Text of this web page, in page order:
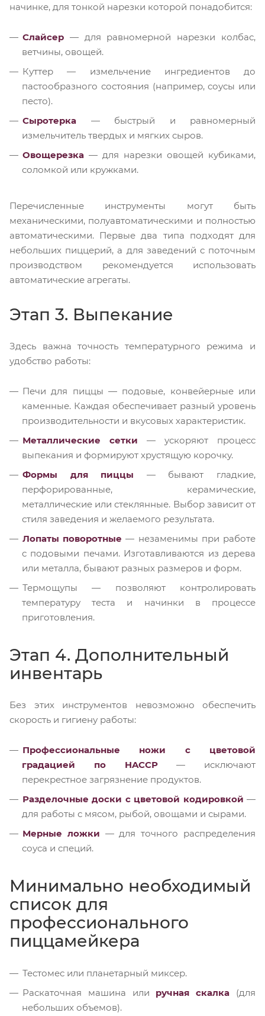
начинке, для тонкой нарезки которой понадобится:
Слайсер — для равномерной нарезки колбас,
ветчины, овощей.
Куттер — измельчение ингредиентов до
пастообразного состояния (например, соусы или
песто).
Сыротерка — быстрый и равномерный
измельчитель твердых и мягких сыров.
Овощерезка — для нарезки овощей кубиками,
соломкой или кружками.
Перечисленные инструменты могут быть
механическими, полуавтоматическими и полностью
автоматическими. Первые два типа подходят для
небольших пиццерий, а для заведений с поточным
производством рекомендуется использовать
автоматические агрегаты.
Этап 3. Выпекание
Здесь важна точность температурного режима и
удобство работы:
Печи для пиццы — подовые, конвейерные или
каменные. Каждая обеспечивает разный уровень
производительности и вкусовых характеристик.
Металлические сетки — ускоряют процесс
выпекания и формируют хрустящую корочку.
Формы для пиццы — бывают гладкие,
перфорированные, керамические,
металлические или стеклянные. Выбор зависит от
стиля заведения и желаемого результата.
Лопаты поворотные — незаменимы при работе
с подовыми печами. Изготавливаются из дерева
или металла, бывают разных размеров и форм.
Термощупы — позволяют контролировать
температуру теста и начинки в процессе
приготовления.
Этап 4. Дополнительный
инвентарь
Без этих инструментов невозможно обеспечить
скорость и гигиену работы:
Профессиональные ножи с цветовой
градацией по HACCP— исключают
перекрестное загрязнение продуктов.
Разделочные доски с цветовой кодировкой —
для работы с мясом, рыбой, овощами и сырами.
Мерные ложки — для точного распределения
соуса и специй.
Минимально необходимый
список для
профессионального
пиццамейкера
Тестомес или планетарный миксер.
Раскаточная машина или ручная скалка (для
небольших объемов).